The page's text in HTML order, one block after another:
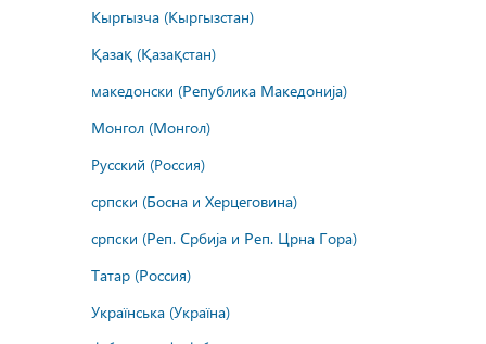
Кыргызча (Кыргызстан)
Қазақ (Қазақстан)
македонски (Република Македонија)
Монгол (Монгол)
Русский (Россия)
српски (Босна и Херцеговина)
српски (Реп. Србија и Реп. Црна Гора)
Татар (Россия)
Українська (Україна)